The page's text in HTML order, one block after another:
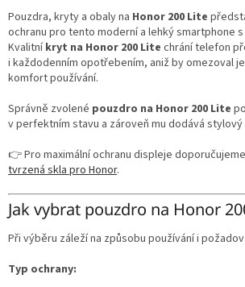
c
í
p
r
y
v
p
u
Pouzdra, kryty a obaly na Honor 200 Lite
ochranu pro tento moderní a lehký smartphone
Kvalitníkryt na Honor 200 Lite chrání telefon
i každodenním opotřebením, aniž by omezoval
komfort používání.
Správně zvolené pouzdro na Honor 200 Lite
v perfektním stavu a zároveň mu dodává
👉 Pro maximální ochranu displeje
tvrzená skla pro Honor.
Jak vybrat pouzdro na Honor
Při výběru záleží na způsobu používání i
Typ ochrany: